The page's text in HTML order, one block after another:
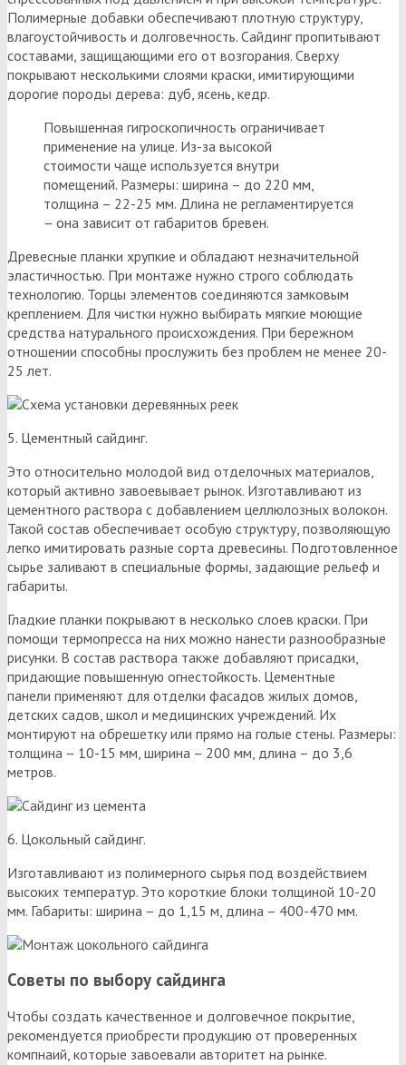
Полимерные добавки обеспечивают плотную структуру,
влагоустойчивость и долговечность. Сайдинг пропитывают
составами, защищающими его от возгорания. Сверху
покрывают несколькими слоями краски, имитирующими
дорогие породы дерева: дуб, ясень, кедр.
Повышенная гигроскопичность ограничивает
применение на улице. Из-за высокой
стоимости чаще используется внутри
помещений. Размеры: ширина – до 220 мм,
толщина – 22-25 мм. Длина не регламентируется
– она зависит от габаритов бревен.
Древесные планки хрупкие и обладают незначительной
эластичностью. При монтаже нужно строго соблюдать
технологию. Торцы элементов соединяются замковым
креплением. Для чистки нужно выбирать мягкие моющие
средства натурального происхождения. При бережном
отношении способны прослужить без проблем не менее 20-
25 лет.
5. Цементный сайдинг.
Это относительно молодой вид отделочных материалов,
который активно завоевывает рынок. Изготавливают из
цементного раствора с добавлением целлюлозных волокон.
Такой состав обеспечивает особую структуру, позволяющую
легко имитировать разные сорта древесины. Подготовленное
сырье заливают в специальные формы, задающие рельеф и
габариты.
Гладкие планки покрывают в несколько слоев краски. При
помощи термопресса на них можно нанести разнообразные
рисунки. В состав раствора также добавляют присадки,
придающие повышенную огнестойкость. Цементные
панели применяют для отделки фасадов жилых домов,
детских садов, школ и медицинских учреждений. Их
монтируют на обрешетку или прямо на голые стены. Размеры:
толщина – 10-15 мм, ширина – 200 мм, длина – до 3,6
метров.
6. Цокольный сайдинг.
Изготавливают из полимерного сырья под воздействием
высоких температур. Это короткие блоки толщиной 10-20
мм. Габариты: ширина – до 1,15 м, длина – 400-470 мм.
Советы по выбору сайдинга
Чтобы создать качественное и долговечное покрытие,
рекомендуется приобрести продукцию от проверенных
компнаий, которые завоевали авторитет на рынке.